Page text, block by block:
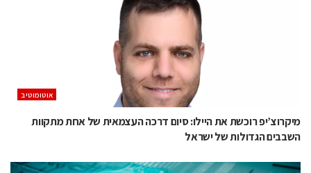
אוטומוטיב
מיקרוצ’יפ רוכשת את היילו: סיום דרכה העצמאית של אחת מתקוות
השבבים הגדולות של ישראל